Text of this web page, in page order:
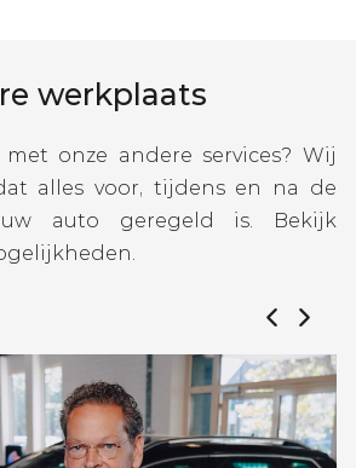
werkplaats
onze andere services? Wij
alles voor, tijdens en na de
auto geregeld is. Bekijk